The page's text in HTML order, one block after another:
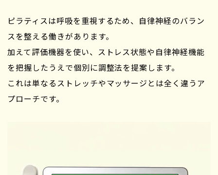
ピラティスは呼吸を重視するため、自律神経のバラン
スを整える働きがあります。
加えて評価機器を使い、ストレス状態や自律神経機能
を把握したうえで個別に調整法を提案します。
これは単なるストレッチやマッサージとは全く違うア
プローチです。